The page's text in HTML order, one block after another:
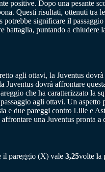
positive. Dopo una pesante
Questi risultati, ottenuti tra
significare il
puntando a chiudere
agli ottavi, la Juventus
dovrà affrontare
che ha caratterizzato la
agli ottavi. Un aspetto
e due pareggi contro Lille e
una Juventus pronta a
il pareggio (X) vale 3,25volte la